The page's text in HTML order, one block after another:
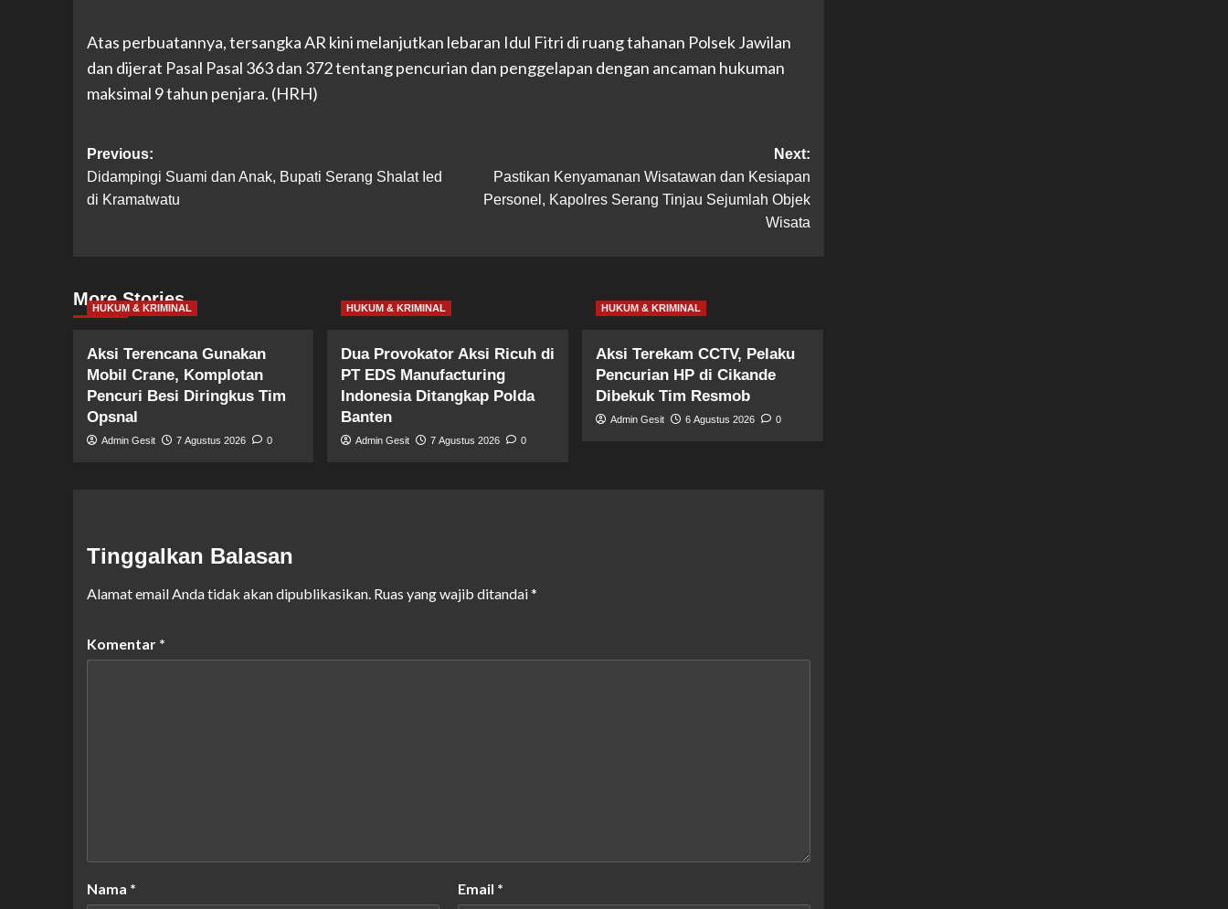
Atas perbuatannya, tersangka AR kini melanjutkan lebaran Idul Fitri di ruang tahanan Polsek Jawilan
dan dijerat Pasal Pasal 363 dan 372 tentang pencurian dan penggelapan dengan ancaman hukuman
maksimal 9 tahun penjara. (HRH)
Post
navigation
Previous:
Didampingi Suami dan Anak, Bupati Serang Shalat Ied
di Kramatwatu
Next:
Pastikan Kenyamanan Wisatawan dan Kesiapan
Personel, Kapolres Serang Tinjau Sejumlah Objek
Wisata
More Stories
HUKUM & KRIMINAL
Aksi Terencana Gunakan
Mobil Crane, Komplotan
Pencuri Besi Diringkus Tim
Opsnal
Admin Gesit 7 Agustus 2026 0
HUKUM & KRIMINAL
Dua Provokator Aksi Ricuh di
PT EDS Manufacturing
Indonesia Ditangkap Polda
Banten
Admin Gesit 7 Agustus 2026 0
HUKUM & KRIMINAL
Aksi Terekam CCTV, Pelaku
Pencurian HP di Cikande
Dibekuk Tim Resmob
Admin Gesit 6 Agustus 2026 0
Tinggalkan Balasan
Alamat email Anda tidak akan dipublikasikan. Ruas yang wajib ditandai*
Komentar *
Nama * Email *